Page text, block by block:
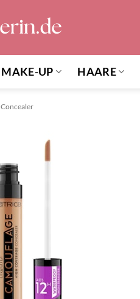
MAKE-UP HAARE
Concealer